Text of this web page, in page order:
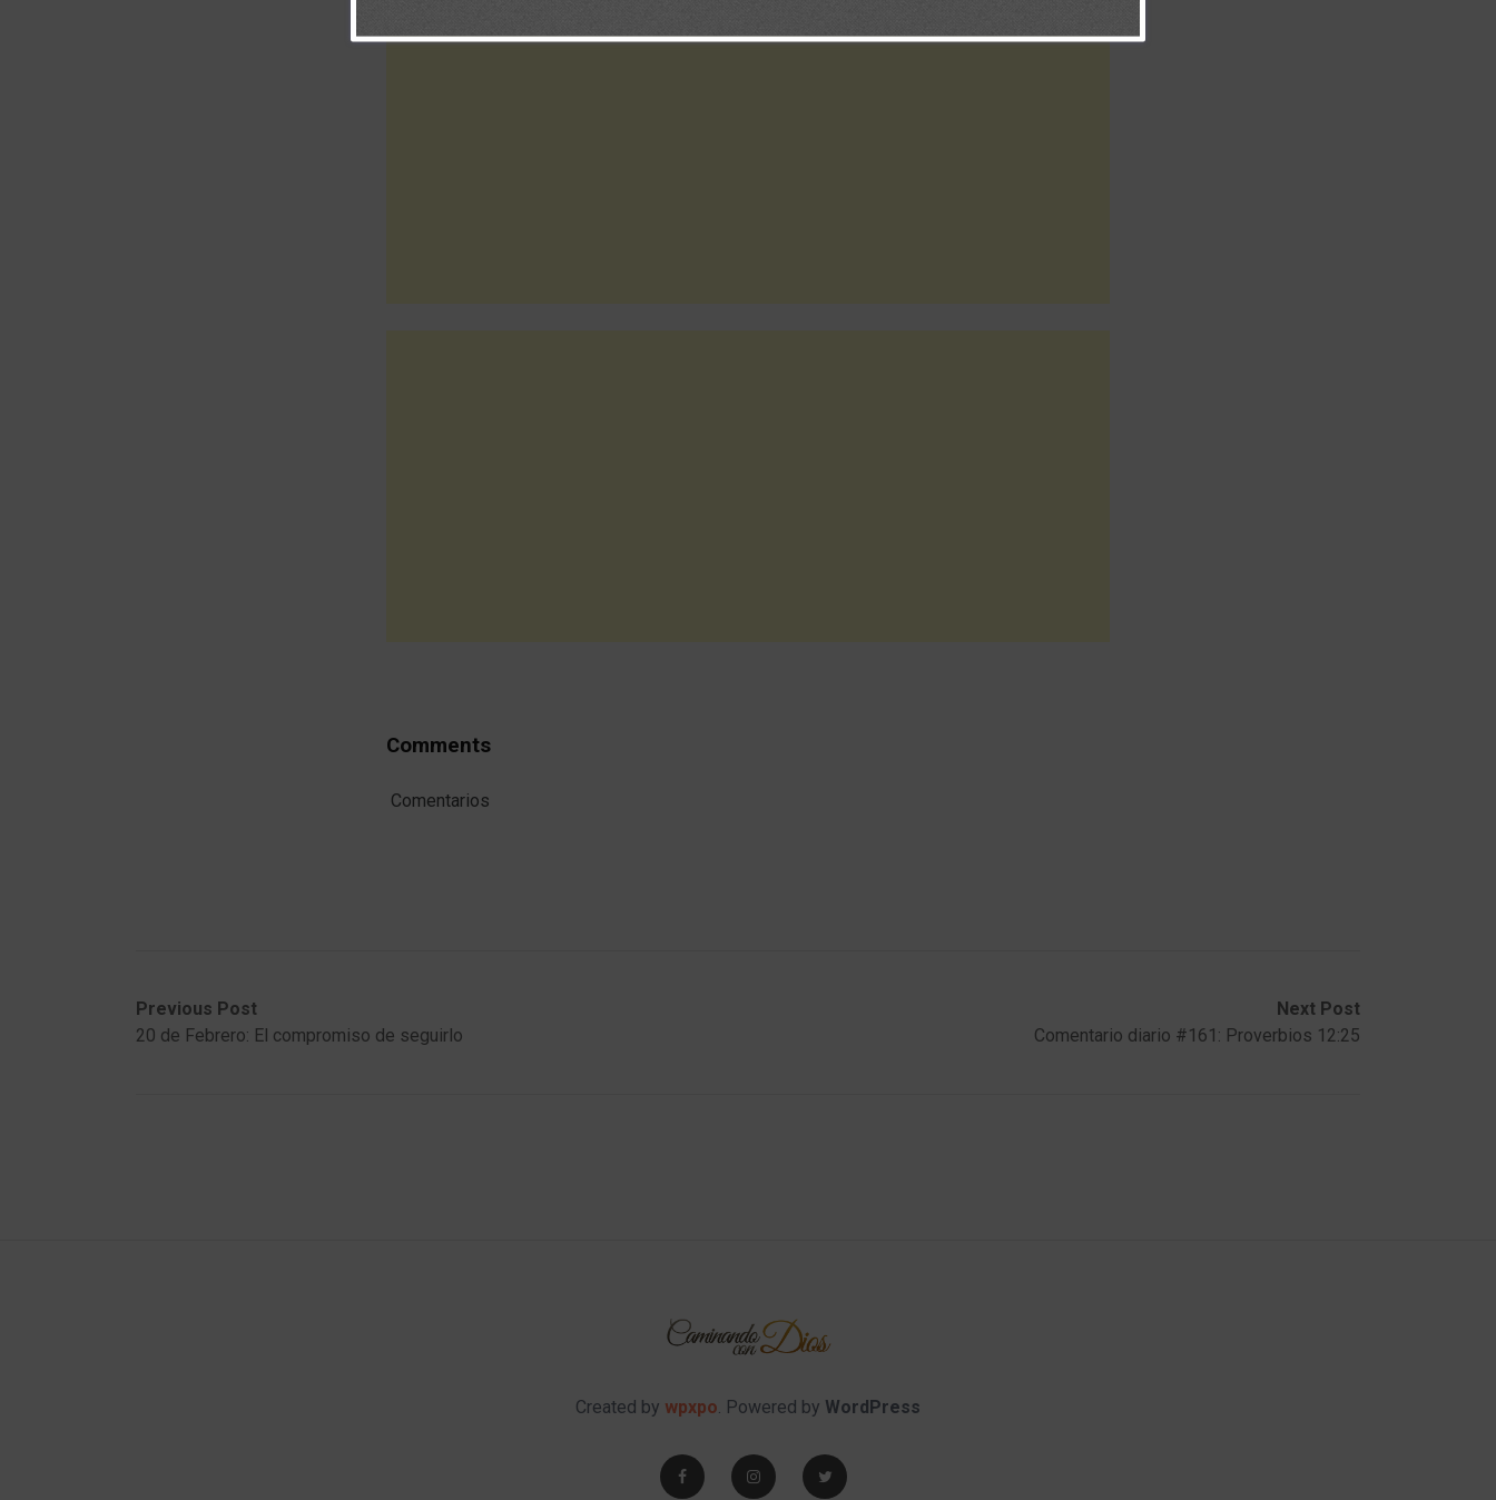
Comments
Comentarios
Previous Post
20 de Febrero: El compromiso de seguirlo
Next Post
Comentario diario #161: Proverbios 12:25
Created by wpxpo. Powered by WordPress